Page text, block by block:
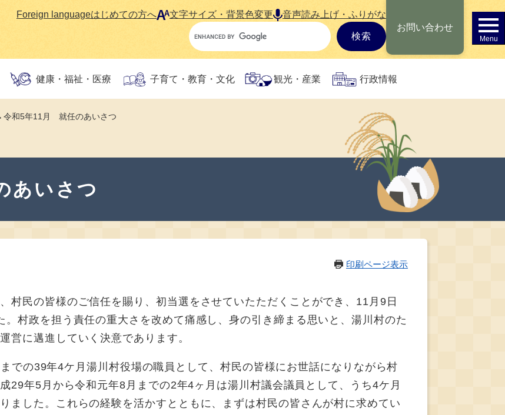
Foreign languageはじめての方へ 文字サイズ・背景色変更
音声読み上げ・ふりがな
Google
カ
ス
ム
検
お問い合わせ
健康・福祉・医療 子育て・教育・文化 観光・産業 行政情報
令和5年11月 就任のあいさつ
あいさつ
印刷ページ表示
村民の皆様のご信任を賜り、初当選をさせていたただくことができ、11月9日
村政を担う責任の重大さを改めて痛感し、身の引き締まる思いと、湯川村のた
営に邁進していく決意であります。
での39年4ケ月湯川村役場の職員として、村民の皆様にお世話になりながら村
29年5月から令和元年8月までの2年4ヶ月は湯川村議会議員として、うち4ケ月
ました。これらの経験を活かすとともに、まずは村民の皆さんが村に求めてい